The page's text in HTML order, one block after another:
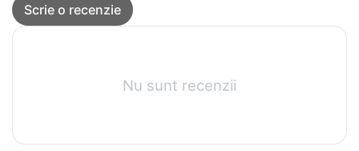
Scrie o recenzie
Nu sunt recenzii